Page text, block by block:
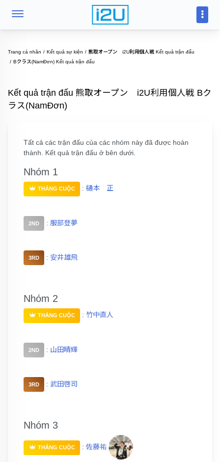
Trang cá nhân Kết quả sự kiện
熊取オープン i2U利用個人戦 Kết quả trận đấu
Bクラス(NamĐơn) Kết quả trận đấu
Kết quả trận đấu 熊取オープン i2U利用個人戦 Bク
ラス(NamĐơn)
Tất cả các trận đấu của các nhóm này đã được hoàn
thành. Kết quả trận đấu ở bên dưới.
Nhóm 1
THẮNG CUỘC : 樋本 正
2ND : 服部登夢
3RD : 安井雄飛
Nhóm 2
THẮNG CUỘC : 竹中直人
2ND : 山田晴輝
3RD : 武田啓司
Nhóm 3
THẮNG CUỘC : 佐藤祐